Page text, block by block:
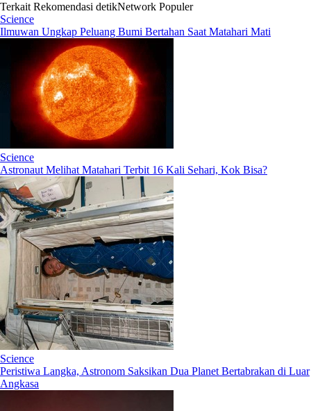
Terkait Rekomendasi detikNetwork Populer
Science
Ilmuwan Ungkap Peluang Bumi Bertahan Saat Matahari Mati
Science
Astronaut Melihat Matahari Terbit 16 Kali Sehari, Kok Bisa?
Science
Peristiwa Langka, Astronom Saksikan Dua Planet Bertabrakan di Luar
Angkasa